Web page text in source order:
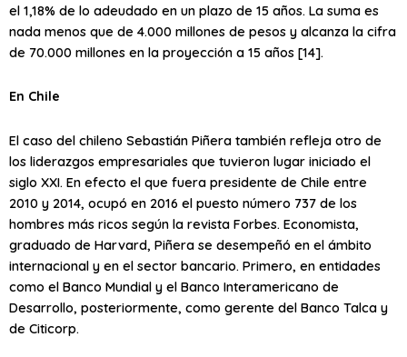
el 1,18% de lo adeudado en un plazo de 15 años. La suma es
nada menos que de 4.000 millones de pesos y alcanza la cifra
de 70.000 millones en la proyección a 15 años [14].
En Chile
El caso del chileno Sebastián Piñera también refleja otro de
los liderazgos empresariales que tuvieron lugar iniciado el
siglo XXI. En efecto el que fuera presidente de Chile entre
2010 y 2014, ocupó en 2016 el puesto número 737 de los
hombres más ricos según la revista Forbes. Economista,
graduado de Harvard, Piñera se desempeñó en el ámbito
internacional y en el sector bancario. Primero, en entidades
como el Banco Mundial y el Banco Interamericano de
Desarrollo, posteriormente, como gerente del Banco Talca y
de Citicorp.